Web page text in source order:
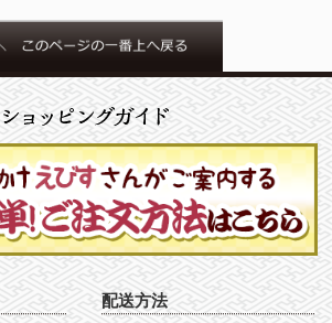
配送方法